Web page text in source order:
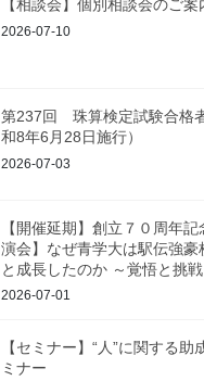
【相談会】個別相談会のご案
2026-07-10
第237回 珠算検定試験合格
和8年6月28日施行）
2026-07-03
【開催延期】創立７０周年記
演会】なぜ青学大は駅伝強豪
と成長したのか ～覚悟と挑戦
2026-07-01
【セミナー】“人”に関する助
ミナー